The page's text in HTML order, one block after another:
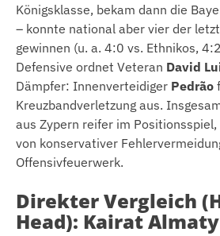
Königsklasse, bekam dann die
– konnte national aber vier der
gewinnen (u. a. 4:0 vs. Ethnikos,
Defensive ordnet Veteran David
Dämpfer: Innenverteidiger Pedrão
Kreuzbandverletzung aus.
aus Zypern reifer im
von konservativer
Offensivfeuerwerk.
Direkter Vergleich
Head): Kairat Almaty